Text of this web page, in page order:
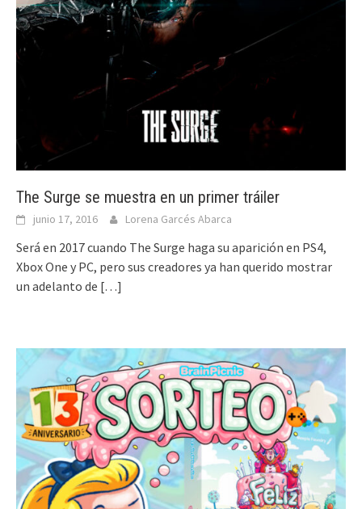
The Surge se muestra en un primer tráiler
junio 17, 2016 Lorena Garcés Abarca
Será en 2017 cuando The Surge haga su aparición en PS4,
Xbox One y PC, pero sus creadores ya han querido mostrar
un adelanto de […]